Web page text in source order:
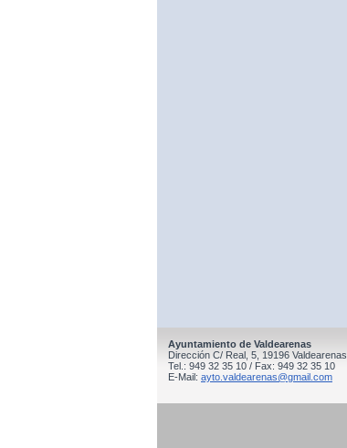
Ayuntamiento de Valdearenas
Dirección C/ Real, 5, 19196 Valdearenas
Tel.: 949 32 35 10 / Fax: 949 32 35 10
E-Mail: ayto.valdearenas@gmail.com